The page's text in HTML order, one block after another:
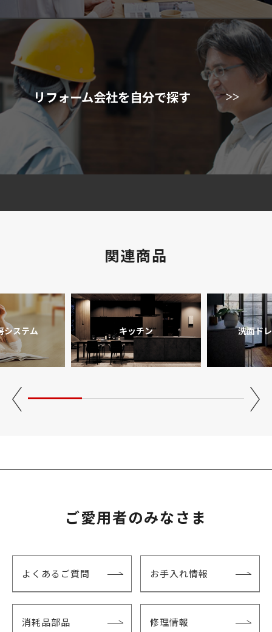
リフォーム会社を自分で探す
関連商品
システム キッチン 洗面ド
ご愛用者のみなさま
よくあるご質問 お手入れ情報
消耗品部品 修理情報